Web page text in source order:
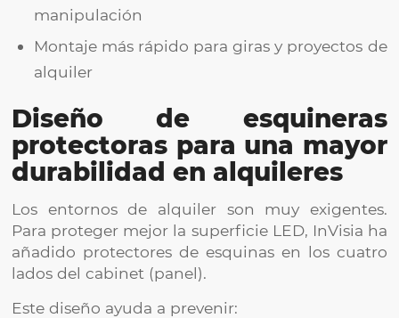
manipulación
Montaje más rápido para giras y proyectos de
alquiler
Diseño de esquineras
protectoras para una mayor
durabilidad en alquileres
Los entornos de alquiler son muy exigentes.
Para proteger mejor la superficie LED, InVisia ha
añadido protectores de esquinas en los cuatro
lados del cabinet (panel).
Este diseño ayuda a prevenir: